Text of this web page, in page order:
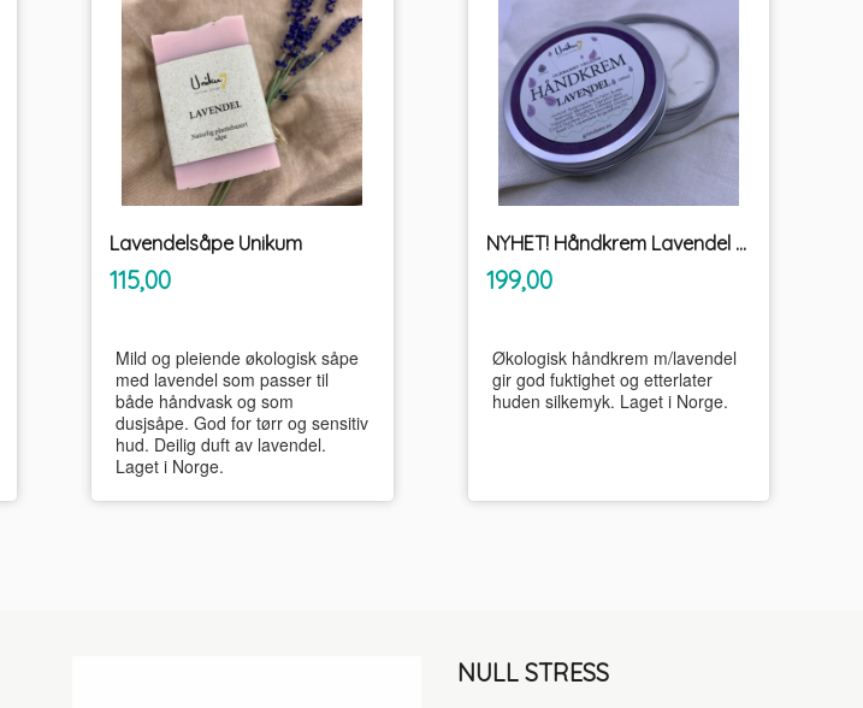
Lavendelsåpe Unikum
Pris
115,00mva.
Mild og pleiende økologisk såpe
med lavendel som passer til
både håndvask og som
dusjsåpe. God for tørr og sensitiv
hud. Deilig duft av lavendel.
Laget i Norge.
NYHET! Håndkrem Lavendel økologisk Unikum
Pris
199,00inkl.
mva.
Økologisk håndkrem m/lavendel
gir god fuktighet og etterlater
huden silkemyk. Laget i Norge.
NULL STRESS